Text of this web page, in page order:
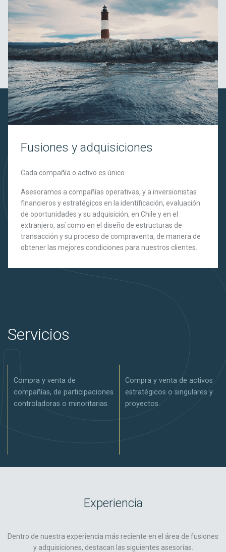
Fusiones y adquisiciones
Cada compañía o activo es único.
Asesoramos a compañías operativas, y a inversionistas
financieros y estratégicos en la identificación, evaluación
de oportunidades y su adquisición, en Chile y en el
extranjero, así como en el diseño de estructuras de
transacción y su proceso de compraventa, de manera de
obtener las mejores condiciones para nuestros clientes.
Servicios
Compra y venta de
compañías, de participaciones
controladoras o minoritarias.
Compra y venta de activos
estratégicos o singulares y
proyectos.
Experiencia
Dentro de nuestra experiencia más reciente en el área de fusiones
y adquisiciones, destacan las siguientes asesorías.